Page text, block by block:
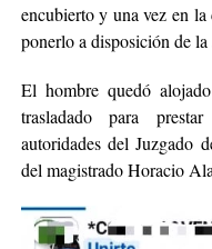
encubierto y una vez en
ponerlo a disposición de la
El hombre quedó
trasladado para
autoridades del Juzgado
del magistrado Horacio